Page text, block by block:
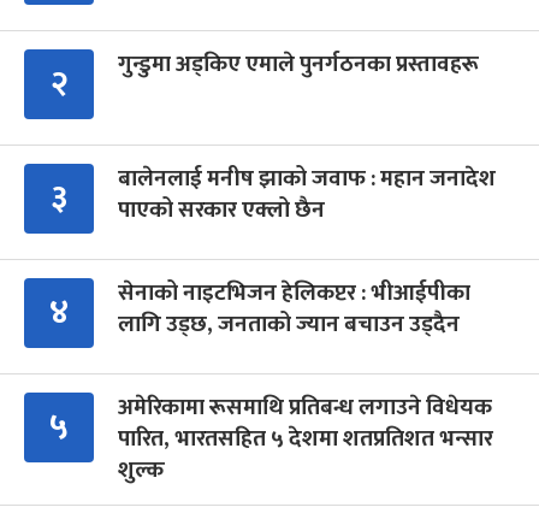
२ गुन्डुमा अड्किए एमाले पुनर्गठनका प्रस्तावहरू
३
बालेनलाई मनीष झाको जवाफ : महान जनादेश
पाएको सरकार एक्लो छैन
४
सेनाको नाइटभिजन हेलिकप्टर : भीआईपीका
लागि उड्छ, जनताको ज्यान बचाउन उड्दैन
५
अमेरिकामा रूसमाथि प्रतिबन्ध लगाउने विधेयक
पारित, भारतसहित ५ देशमा शतप्रतिशत भन्सार
शुल्क